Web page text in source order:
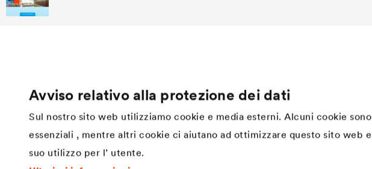
Avviso relativo alla protezione dei dati
Sul nostro sito web utilizziamo cookie e media esterni. Alcuni cookie sono
essenziali , mentre altri cookie ci aiutano ad ottimizzare questo sito web
suo utilizzo per l’ utente.
Referenze
Innovazione
DÖRKEN. Cultura aziendale,